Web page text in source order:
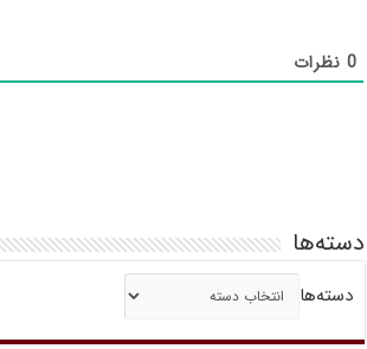
0 نظرات
دسته‌ها
دسته‌ها